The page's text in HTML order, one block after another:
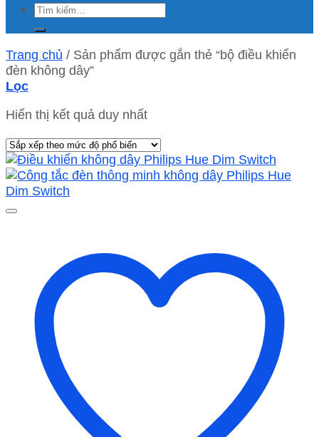
Tìm
kiếm:
Trang chủ / Sản phẩm được gắn thẻ “bộ điều khiển
đèn không dây”
Lọc
Hiển thị kết quả duy nhất